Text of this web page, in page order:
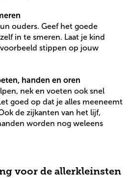
ouders. Geef het goede
in te smeren. Laat je kind
stippen op jouw
handen en oren
nek en voeten ook snel
goed op dat je alles meeneemt
de zijkanten van het lijf,
worden nog weleens
voor de allerkleinsten